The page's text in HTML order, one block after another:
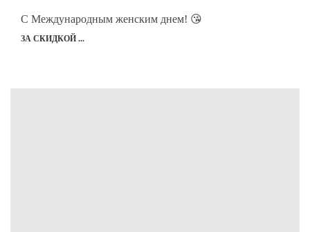
С Международным женским днем! 😘
ЗА СКИДКОЙ ...